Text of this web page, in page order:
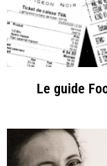
Le guide